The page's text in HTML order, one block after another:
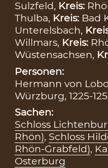
Sulzfeld, Kreis:
Thulba, Kreis: Bad
Unterelsbach,
Willmars, Kreis:
Wüstensachsen,
Personen:
Hermann von
Würzburg, 1225-
Sachen:
Schloss
Rhön), Schloss
Rhön-Grabfeld),
Osterburg